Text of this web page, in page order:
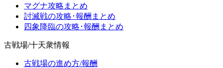
マグナ攻略まとめ
討滅戦の攻略･報酬まとめ
四象降臨の攻略･報酬まとめ
古戦場/十天衆情報
古戦場の進め方/報酬